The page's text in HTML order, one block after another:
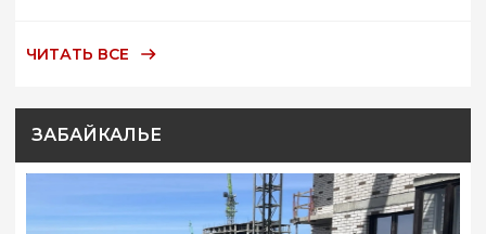
ЧИТАТЬ ВСЕ
ЗАБАЙКАЛЬЕ